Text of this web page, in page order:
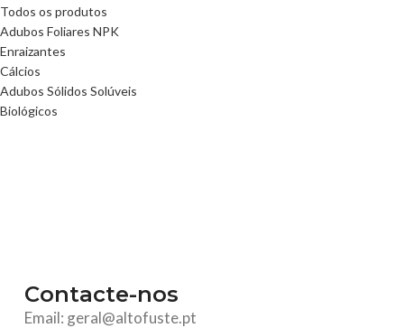
Todos os produtos
Adubos Foliares NPK
Enraizantes
Cálcios
Adubos Sólidos Solúveis
Biológicos
Contacte-nos
Email: geral@altofuste.pt